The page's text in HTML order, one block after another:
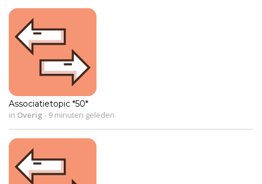
Associatietopic *50*
in Overig - 9 minuten geleden